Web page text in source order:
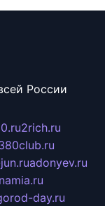
России
2rich.ru
adonyev.ru
day.ru